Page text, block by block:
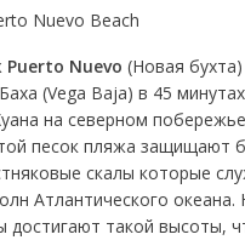
Nuevo (Новая
(Vega Baja) в 45
на северном
песок пляжа защищают
скалы которые
Атлантического океана.
достигают такой высоты,